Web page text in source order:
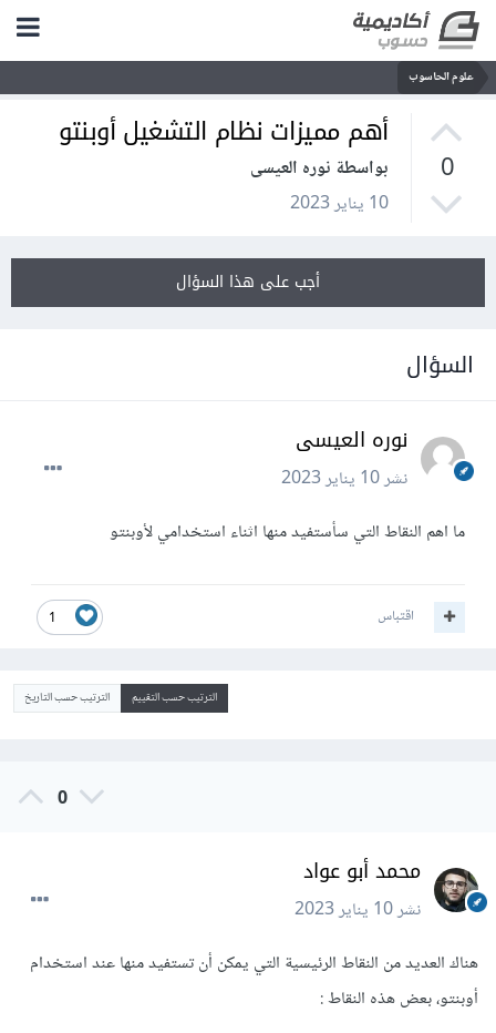
علوم الحاسوب
0
أهم مميزات نظام التشغيل أوبنتو
بواسطة نوره العيسى
10 يناير 2023
أجب على هذا السؤال
السؤال
نوره العيسى
نشر10 يناير 2023
ما اهم النقاط التي سأستفيد منها اثناء استخدامي لأوبنتو
1 اقتباس
الترتيب حسب التقييم الترتيب حسب التاريخ
0
محمد أبو عواد
نشر10 يناير 2023
هناك العديد من النقاط الرئيسية التي يمكن أن تستفيد منها عند استخدام
أوبنتو، بعض هذه النقاط :